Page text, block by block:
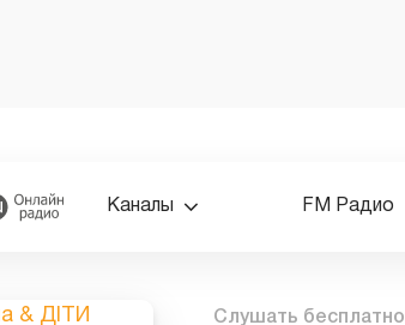
Каналы FM Радио
Слушать бесплатно